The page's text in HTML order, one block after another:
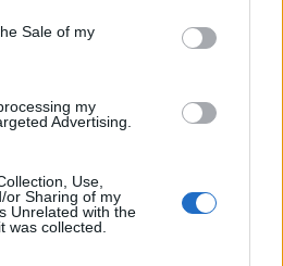
Sale of my
my
Advertising.
Use,
or Sharing of my
Unrelated with the
was collected.
hírarchívumához
előfizetéses
cikkarchívum
2 év napon belüli